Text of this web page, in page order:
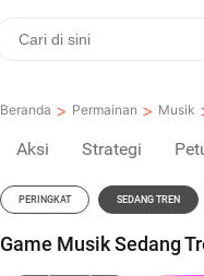
Beranda > Permainan > Musik
Aksi Strategi
PERINGKAT SEDANG TREN
Game Musik Sedang